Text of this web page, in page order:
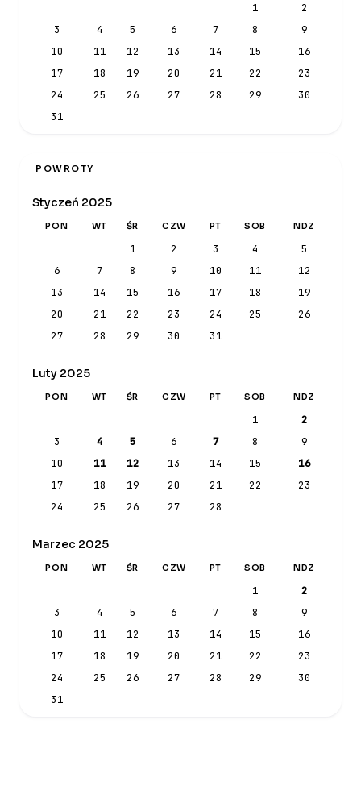
1
2
3
4 5 6 7 8
9
10
11 12 13 14 15
16
17
18 19 20 21 22
23
24
25 26 27 28 29
30
31
POWROTY
Styczeń 2025
PON WT ŚR CZW PT SOB NDZ
1 2 3 4
5
6
7 8 9 10 11
12
13
14 15 16 17 18
19
20
21 22 23 24 25
26
27
28 29 30 31
Luty 2025
PON WT ŚR CZW PT SOB NDZ
1
2
3
4 5 6 7 8
9
10
11 12 13 14 15
16
17
18 19 20 21 22
23
24
25 26 27 28
Marzec 2025
PON WT ŚR CZW PT SOB NDZ
1
2
3
4 5 6 7 8
9
10
11 12 13 14 15
16
17
18 19 20 21 22
23
24
25 26 27 28 29
30
31